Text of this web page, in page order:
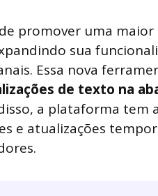
promover uma
sua
Essa nova
de texto na
a plataforma tem
e atualizações